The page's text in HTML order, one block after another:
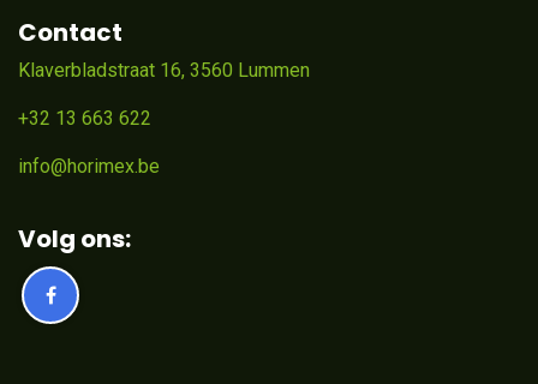
Contact
Klaverbladstraat 16, 3560 Lummen
+32 13 663 622
info@horimex.be
Volg ons: